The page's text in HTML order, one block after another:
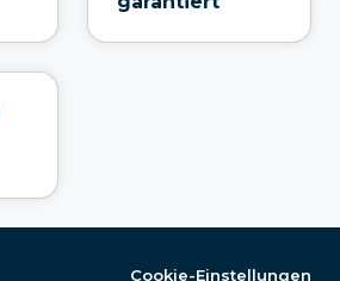
Cookie-Einstellungen